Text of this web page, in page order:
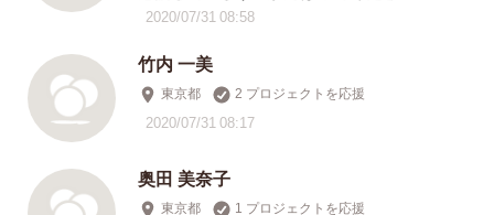
2020/07/31 08:58
竹内 一美
東京都 2 プロジェクトを応援
2020/07/31 08:17
奥田 美奈子
東京都 1 プロジェクトを応援